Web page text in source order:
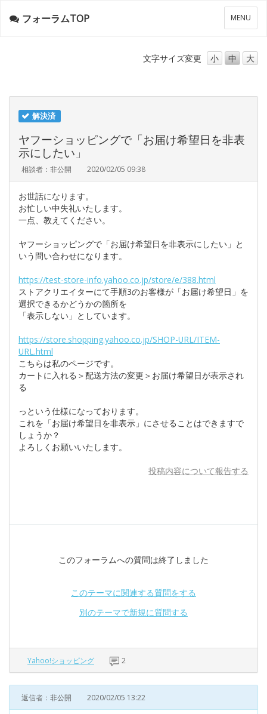
メ
ニ
ー
MENU
フォーラムTOP
文字サイズ変更 小 中 大
解決済
ヤフーショッピングで「お届け希望日を非表
示にしたい」
相談者：非公開 2020/02/05 09:38
お世話になります。
お忙しい中失礼いたします。
一点、教えてください。
ヤフーショッピングで「お届け希望日を非表示にしたい」と
いう問い合わせになります。
https://test-store-info.yahoo.co.jp/store/e/388.html
ストアクリエイターにて手順3のお客様が「お届け希望日」を
選択できるかどうかの箇所を
「表示しない」としています。
https://store.shopping.yahoo.co.jp/SHOP-URL/ITEM-
URL.html
こちらは私のページです。
カートに入れる＞配送方法の変更＞お届け希望日が表示され
る
っという仕様になっております。
これを「お届け希望日を非表示」にさせることはできますで
しょうか？
よろしくお願いいたします。
投稿内容について報告する
このフォーラムへの質問は終了しました
このテーマに関連する質問をする
別のテーマで新規に質問する
Yahoo!ショッピング 2
返信者：非公開 2020/02/05 13:22